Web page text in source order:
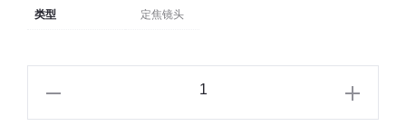
类型 定焦镜头